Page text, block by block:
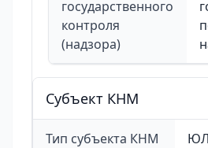
государственного
контроля
(надзора)
Cубъект КНМ
Тип субъекта КНМ